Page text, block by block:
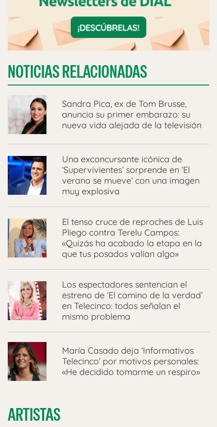
NOTICIAS RELACIONADAS
Sandra Pica, ex de Tom Brusse,
anuncia su primer embarazo: su
nueva vida alejada de la televisión
Una exconcursante icónica de
‘Supervivientes’ sorprende en ‘El
verano se mueve’ con una imagen
muy explosiva
El tenso cruce de reproches de Luis
Pliego contra Terelu Campos:
«Quizás ha acabado la etapa en la
que tus posados valían algo»
Los espectadores sentencian el
estreno de ‘El camino de la verdad’
en Telecinco: todos señalan el
mismo problema
María Casado deja ‘Informativos
Telecinco’ por motivos personales:
«He decidido tomarme un respiro»
ARTISTAS